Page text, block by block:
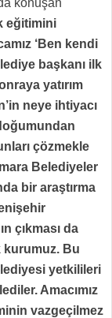
konuşan
eğitimini
‘Ben kendi
başkanı ilk
yatırım
neye ihtiyacı
çözmekle
Belediyeler
bir araştırma
çıkması da
kurumuz. Bu
yetkilileri
Amacımız
vazgeçilmez